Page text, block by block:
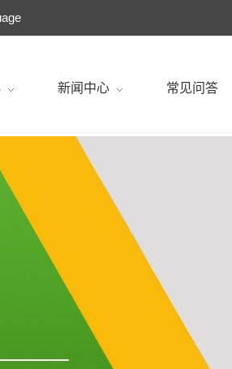
新闻中心 常见问答